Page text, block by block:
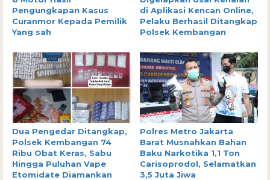
Pengungkapan Kasus
Curanmor Kepada Pemilik
Yang sah
di Aplikasi Kencan Online,
Pelaku Berhasil Ditangkap
Polsek Kembangan
Dua Pengedar Ditangkap,
Polsek Kembangan 74
Ribu Obat Keras, Sabu
Hingga Puluhan Vape
Etomidate Diamankan
Polres Metro Jakarta
Barat Musnahkan Bahan
Baku Narkotika 1,1 Ton
Carisoprodol, Selamatkan
3,5 Juta Jiwa